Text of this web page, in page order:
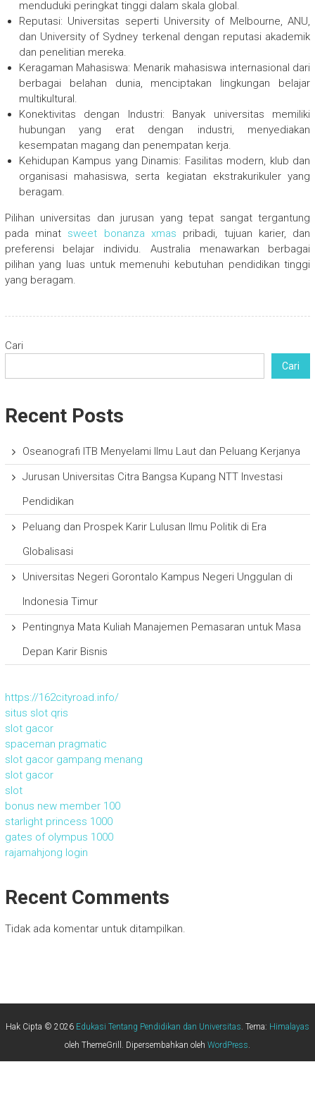
menduduki peringkat tinggi dalam skala global.
Reputasi: Universitas seperti University of Melbourne, ANU,
dan University of Sydney terkenal dengan reputasi akademik
dan penelitian mereka.
Keragaman Mahasiswa: Menarik mahasiswa internasional dari
berbagai belahan dunia, menciptakan lingkungan belajar
multikultural.
Konektivitas dengan Industri: Banyak universitas memiliki
hubungan yang erat dengan industri, menyediakan
kesempatan magang dan penempatan kerja.
Kehidupan Kampus yang Dinamis: Fasilitas modern, klub dan
organisasi mahasiswa, serta kegiatan ekstrakurikuler yang
beragam.
Pilihan universitas dan jurusan yang tepat sangat tergantung
pada minat sweet bonanza xmas pribadi, tujuan karier, dan
preferensi belajar individu. Australia menawarkan berbagai
pilihan yang luas untuk memenuhi kebutuhan pendidikan tinggi
yang beragam.
Cari
Cari
Recent Posts
Oseanografi ITB Menyelami Ilmu Laut dan Peluang Kerjanya
Jurusan Universitas Citra Bangsa Kupang NTT Investasi
Pendidikan
Peluang dan Prospek Karir Lulusan Ilmu Politik di Era
Globalisasi
Universitas Negeri Gorontalo Kampus Negeri Unggulan di
Indonesia Timur
Pentingnya Mata Kuliah Manajemen Pemasaran untuk Masa
Depan Karir Bisnis
https://162cityroad.info/
situs slot qris
slot gacor
spaceman pragmatic
slot gacor gampang menang
slot gacor
slot
bonus new member 100
starlight princess 1000
gates of olympus 1000
rajamahjong login
Recent Comments
Tidak ada komentar untuk ditampilkan.
Hak Cipta © 2026 Edukasi Tentang Pendidikan dan Universitas. Tema: Himalayas
oleh ThemeGrill. Dipersembahkan oleh WordPress.